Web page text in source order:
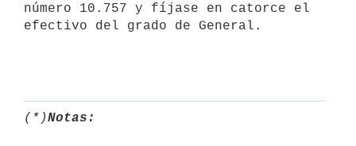
número 10.757 y fíjase en catorce el
efectivo del grado de General.
(*)Notas: